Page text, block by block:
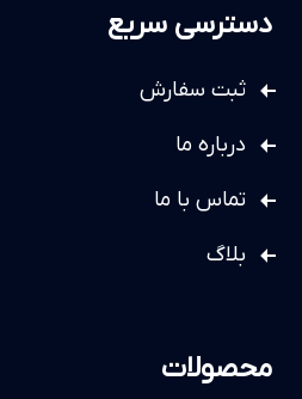
دسترسی سریع
ثبت سفارش
درباره ما
تماس با ما
بلاگ
محصولات